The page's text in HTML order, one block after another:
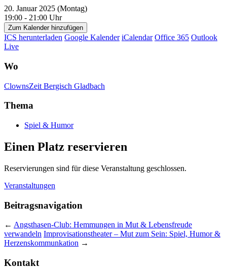
20. Januar 2025 (Montag)
19:00 - 21:00 Uhr
Zum Kalender hinzufügen
ICS herunterladen Google Kalender iCalendar Office 365 Outlook
Live
Wo
ClownsZeit Bergisch Gladbach
Thema
Spiel & Humor
Einen Platz reservieren
Reservierungen sind für diese Veranstaltung geschlossen.
Veranstaltungen
Beitragsnavigation
← Angsthasen-Club: Hemmungen in Mut & Lebensfreude
verwandeln Improvisationstheater – Mut zum Sein: Spiel, Humor &
Herzenskommunkation →
Kontakt